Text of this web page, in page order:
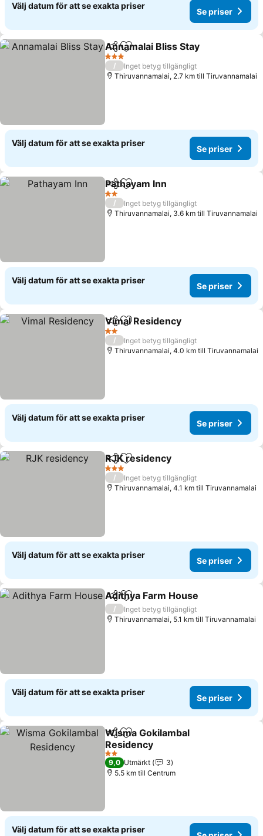
Välj datum för att se exakta priser
Se priser
Dela Lägg till i Mina Favoriter
Annamalai Bliss Stay
3 Stjärnor
/
Inget betyg tillgängligt
Thiruvannamalai, 2.7 km till Tiruvannamalai
Välj datum för att se exakta priser
Se priser
Dela Lägg till i Mina Favoriter
Pathayam Inn
2 Stjärnor
/
Inget betyg tillgängligt
Thiruvannamalai, 3.6 km till Tiruvannamalai
Välj datum för att se exakta priser
Se priser
Dela Lägg till i Mina Favoriter
Vimal Residency
2 Stjärnor
/
Inget betyg tillgängligt
Thiruvannamalai, 4.0 km till Tiruvannamalai
Välj datum för att se exakta priser
Se priser
Dela Lägg till i Mina Favoriter
RJK residency
3 Stjärnor
/
Inget betyg tillgängligt
Thiruvannamalai, 4.1 km till Tiruvannamalai
Välj datum för att se exakta priser
Se priser
Dela Lägg till i Mina Favoriter
Adithya Farm House
/
Inget betyg tillgängligt
Thiruvannamalai, 5.1 km till Tiruvannamalai
Välj datum för att se exakta priser
Se priser
Dela Lägg till i Mina Favoriter
Wisma Gokilambal
Residency
Se priser
2 Stjärnor
9,0 Utmärkt
3
5.5 km till Centrum
Välj datum för att se exakta priser